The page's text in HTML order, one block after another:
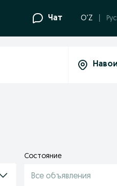
Чат O'Z Рус
Состояние
Все объявления